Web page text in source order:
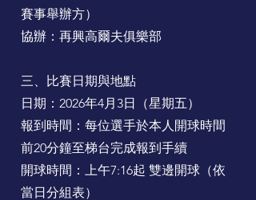
賽事舉辦方）
協辦：再興高爾夫俱樂部
三、比賽日期與地點
日期：2026年4月3日（星期五）
報到時間：每位選手於本人開球時間
前20分鐘至梯台完成報到手續
開球時間：上午7:16起 雙邊開球（依
當日分組表）